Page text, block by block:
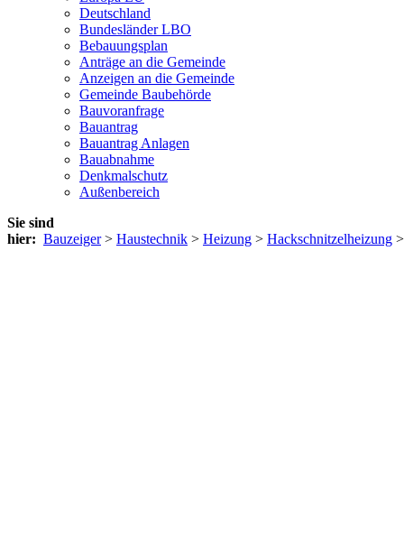
Deutschland
Bundesländer LBO
Bebauungsplan
Anträge an die Gemeinde
Anzeigen an die Gemeinde
Gemeinde Baubehörde
Bauvoranfrage
Bauantrag
Bauantrag Anlagen
Bauabnahme
Denkmalschutz
Außenbereich
Sie sind
hier: Bauzeiger> Haustechnik > Heizung > Hackschnitzelheizung